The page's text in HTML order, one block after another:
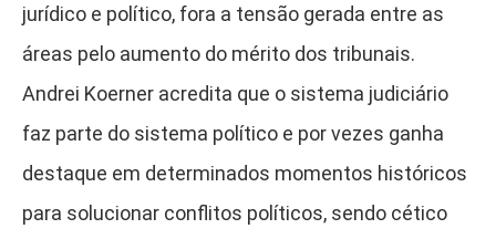
jurídico e político, fora a tensão gerada entre as
áreas pelo aumento do mérito dos tribunais.
Andrei Koerner acredita que o sistema judiciário
faz parte do sistema político e por vezes ganha
destaque em determinados momentos históricos
para solucionar conflitos políticos, sendo cético